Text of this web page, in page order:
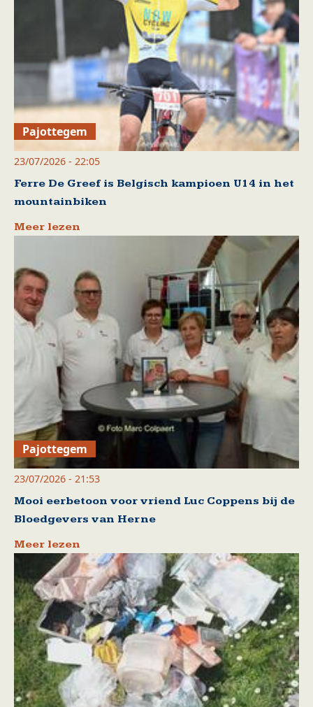
Pajottegem
23/07/2026 - 22:05
Ferre De Greef is Belgisch kampioen U14 in het
mountainbiken
Meer lezen
Pajottegem
23/07/2026 - 21:53
Mooi eerbetoon voor vriend Luc Coppens bij de
Bloedgevers van Herne
Meer lezen